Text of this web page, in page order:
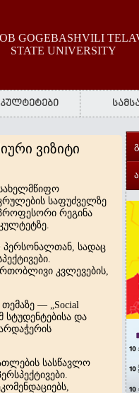
GOGEBASHVILI
STATE UNIVERSITY
ვიზიტი
საფუძველზე
რეგინა
.
პერსონალთან, სადაც
.
კვლევების,
თემაზე— „Social
სტუდენტებისა და
სასწავლო
.
,